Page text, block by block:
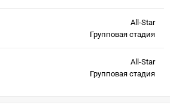
All-Star
Групповая стадия
All-Star
Групповая стадия